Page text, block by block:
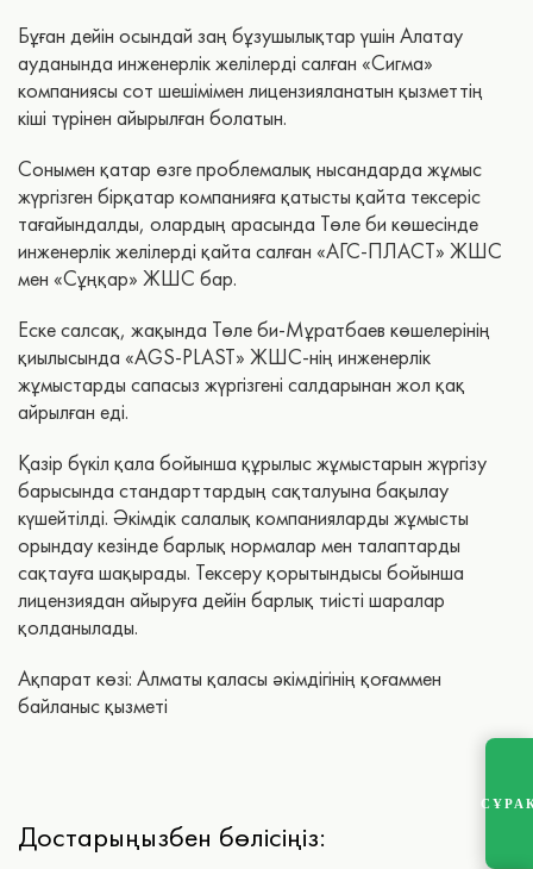
Бұған дейін осындай заң бұзушылықтар үшін Алатау
ауданында инженерлік желілерді салған «Сигма»
компаниясы сот шешімімен лицензияланатын қызметтің
кіші түрінен айырылған болатын.
Сонымен қатар өзге проблемалық нысандарда жұмыс
жүргізген бірқатар компанияға қатысты қайта тексеріс
тағайындалды, олардың арасында Төле би көшесінде
инженерлік желілерді қайта салған «АГС-ПЛАСТ» ЖШС
мен «Сұңқар» ЖШС бар.
Еске салсақ, жақында Төле би-Мұратбаев көшелерінің
қиылысында «AGS-PLAST» ЖШС-нің инженерлік
жұмыстарды сапасыз жүргізгені салдарынан жол қақ
айрылған еді.
Қазір бүкіл қала бойынша құрылыс жұмыстарын жүргізу
барысында стандарттардың сақталуына бақылау
күшейтілді. Әкімдік салалық компанияларды жұмысты
орындау кезінде барлық нормалар мен талаптарды
сақтауға шақырады. Тексеру қорытындысы бойынша
лицензиядан айыруға дейін барлық тиісті шаралар
қолданылады.
Ақпарат көзі: Алматы қаласы әкімдігінің қоғаммен
байланыс қызметі
Достарыңызбен бөлісіңіз: